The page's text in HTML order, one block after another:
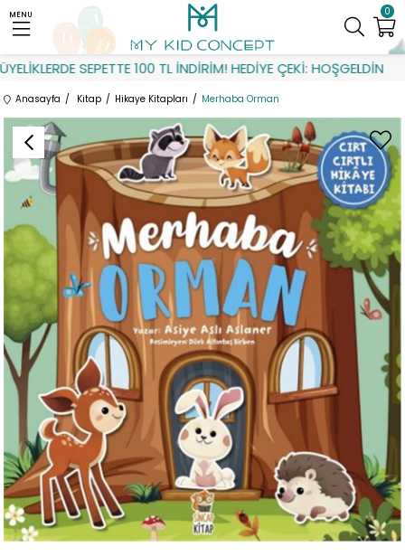
SEPETTE 100 TL İNDİRİM! HEDİYE ÇEKİ: HOŞGELDİN
0
MENU
Anasayfa Kitap Hikaye Kitapları Merhaba Orman